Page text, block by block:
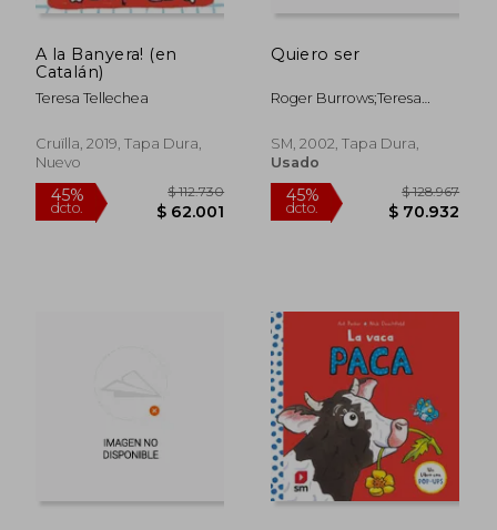
45%
A la Banyera! (en
Catalán)
Teresa Tellechea
Cruïlla, 2019, Tapa Dura,
Nuevo
Quiero ser
Roger Burrows;Teresa
SM, 2002, Tapa Dura,
Usado